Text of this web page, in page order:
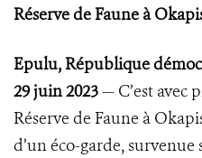
Réserve de Faune à
Epulu, République
29 juin 2023— C’est avec
Réserve de Faune à
d’un éco-garde,